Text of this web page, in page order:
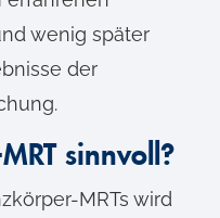
wenig später
der
sinnvoll?
MRTs wird